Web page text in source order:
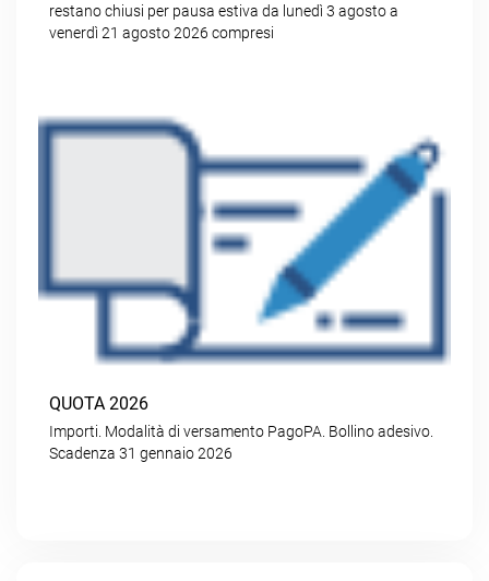
restano chiusi per pausa estiva da lunedì 3 agosto a
venerdì 21 agosto 2026 compresi
QUOTA 2026
Importi. Modalità di versamento PagoPA. Bollino adesivo.
Scadenza 31 gennaio 2026